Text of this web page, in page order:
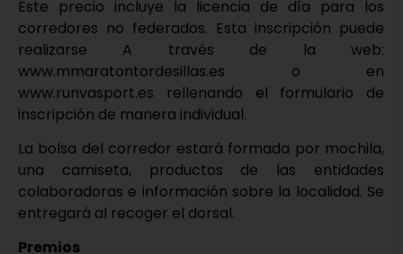
Este precio incluye la licencia de día para los
corredores no federados. Esta inscripción puede
realizarse A través de la web:
www.mmaratontordesillas.es o en
www.runvasport.es rellenando el formulario de
inscripción de manera individual.
La bolsa del corredor estará formada por mochila,
una camiseta, productos de las entidades
colaboradoras e información sobre la localidad. Se
entregará al recoger el dorsal.
Premios